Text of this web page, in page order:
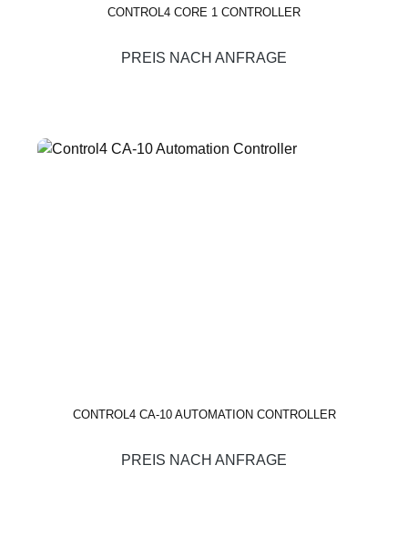
CONTROL4 CORE 1 CONTROLLER
PREIS NACH ANFRAGE
CONTROL4 CA-10 AUTOMATION CONTROLLER
PREIS NACH ANFRAGE